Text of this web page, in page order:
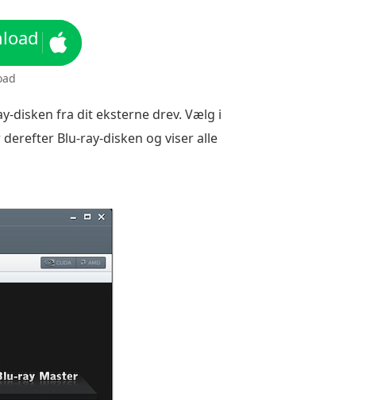
disken fra dit eksterne drev. Vælg i
Blu-ray-disken og viser alle